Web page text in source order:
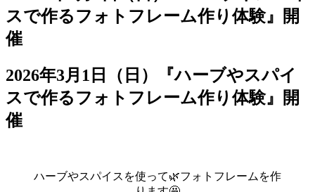
2026年3月1日（日）『ハーブやスパイ
スで作るフォトフレーム作り体験』開
催
ハーブやスパイスを使って🌿フォトフレームを作